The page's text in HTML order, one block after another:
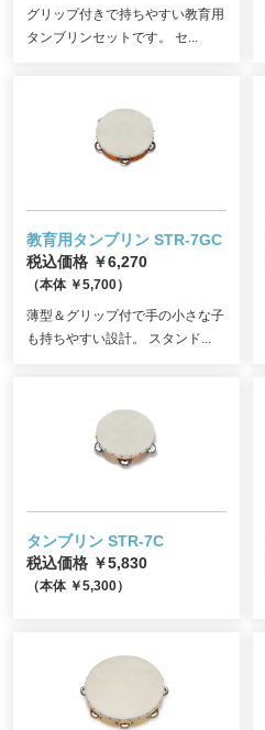
グリップ付きで持ちやすい教育用
タンブリンセットです。 セ...
教育用タンブリン STR-7GC
税込価格 ￥6,270
（本体 ￥5,700）
薄型＆グリップ付で手の小さな子
も持ちやすい設計。 スタンド...
タンブリン STR-7C
税込価格 ￥5,830
（本体 ￥5,300）